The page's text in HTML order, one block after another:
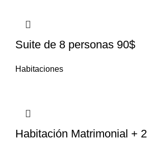
Suite de 8 personas 90$
Habitaciones
Habitación Matrimonial +